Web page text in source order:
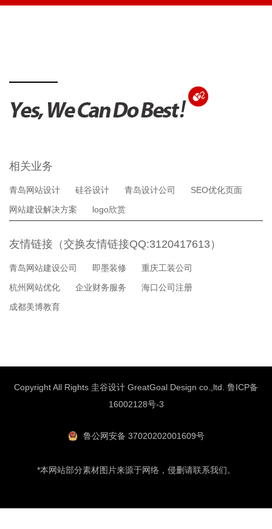
相关业务
青岛网站设计 硅谷设计 青岛设计公司
SEO优化页面
网站建设解决方案
logo欣赏
友情链接（交换友情链接QQ:3120417613）
青岛网站建设公司 即墨装修
重庆工装公司
杭州网站优化
企业财务服务
海口公司注册
成都美博教育
Copyright All Rights 圭谷设计 GreatGoal Design co.,ltd. 鲁ICP备
16002128号-3
鲁公网安备 37020202001609号
*本网站部分素材图片来源于网络，侵删请联系我们。